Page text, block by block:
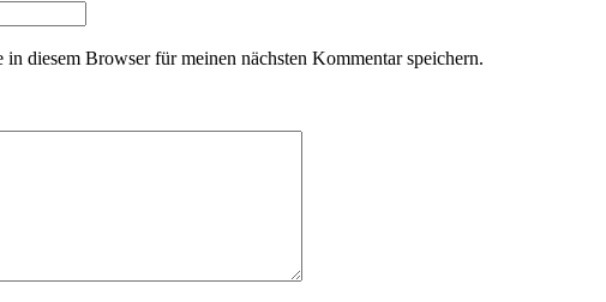
diesem Browser für meinen nächsten Kommentar speichern.